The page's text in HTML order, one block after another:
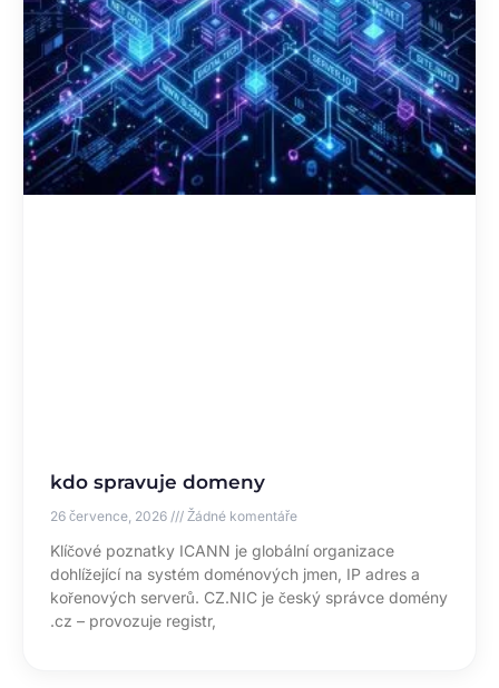
kdo spravuje domeny
26 července, 2026 Žádné komentáře
Klíčové poznatky ICANN je globální organizace
dohlížející na systém doménových jmen, IP adres a
kořenových serverů. CZ.NIC je český správce domény
.cz – provozuje registr,